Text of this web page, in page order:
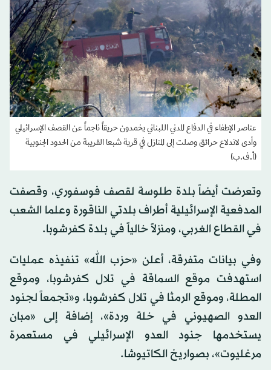
عناصر الإطفاء في الدفاع المدني اللبناني يخمدون حريقاً ناجماً عن القصف الإسرائيلي
وأدى لاندلاع حرائق وصلت إلى المنازل في قرية شبعا القريبة من الحدود الجنوبية
(أ.ف.ب)
وتعرضت أيضاً بلدة طلوسة لقصف فوسفوري، وقصفت
المدفعية الإسرائيلية أطراف بلدتي الناقورة وعلما الشعب
في القطاع الغربي، ومنزلاً خالياً في بلدة كفرشوبا.
وفي بيانات متفرقة، أعلن «حزب الله» تنفيذه عمليات
استهدفت موقع السماقة في تلال كفرشوبا، وموقع
المطلة، وموقع الرمثا في تلال كفرشوبا، و«تجمعاً لجنود
العدو الصهيوني في خلة ‏وردة»، إضافة إلى «مبان
يستخدمها جنود العدو الإسرائيلي في مستعمرة
مرغليوت»، بصواريخ الكاتيوشا.